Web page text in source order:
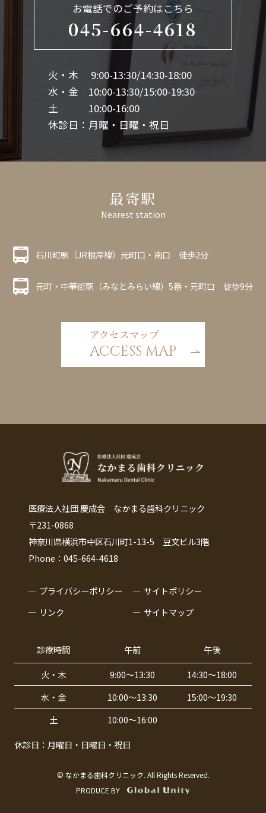
お電話でのご予約はこちら
045-664-4618
火・木 9:00-13:30/14:30-18:00
水・金 10:00-13:30/15:00-19:30
土 10:00-16:00
休診日：月曜・日曜・祝日
最寄駅
Nearest station
石川町駅（JR根岸線）元町口・南口 徒歩2分
元町・中華街駅（みなとみらい線）5番・元町口 徒歩9分
アクセスマップ
ACCESS MAP
医療法人社団 慶成会 なかまる歯科クリニック
〒231-0868
神奈川県横浜市中区石川町1-13-5 豆文ビル3階
Phone：045-664-4618
プライバシーポリシー
サイトポリシー
リンク
サイトマップ
診療時間 午前
午後
火・木
9:00〜13:30
14:30〜18:00
水・金
10:00〜13:30
15:00〜19:30
土
10:00〜16:00
休診日：月曜日・日曜日・祝日
© なかまる歯科クリニック. All Rights Reserved.
PRODUCE BY